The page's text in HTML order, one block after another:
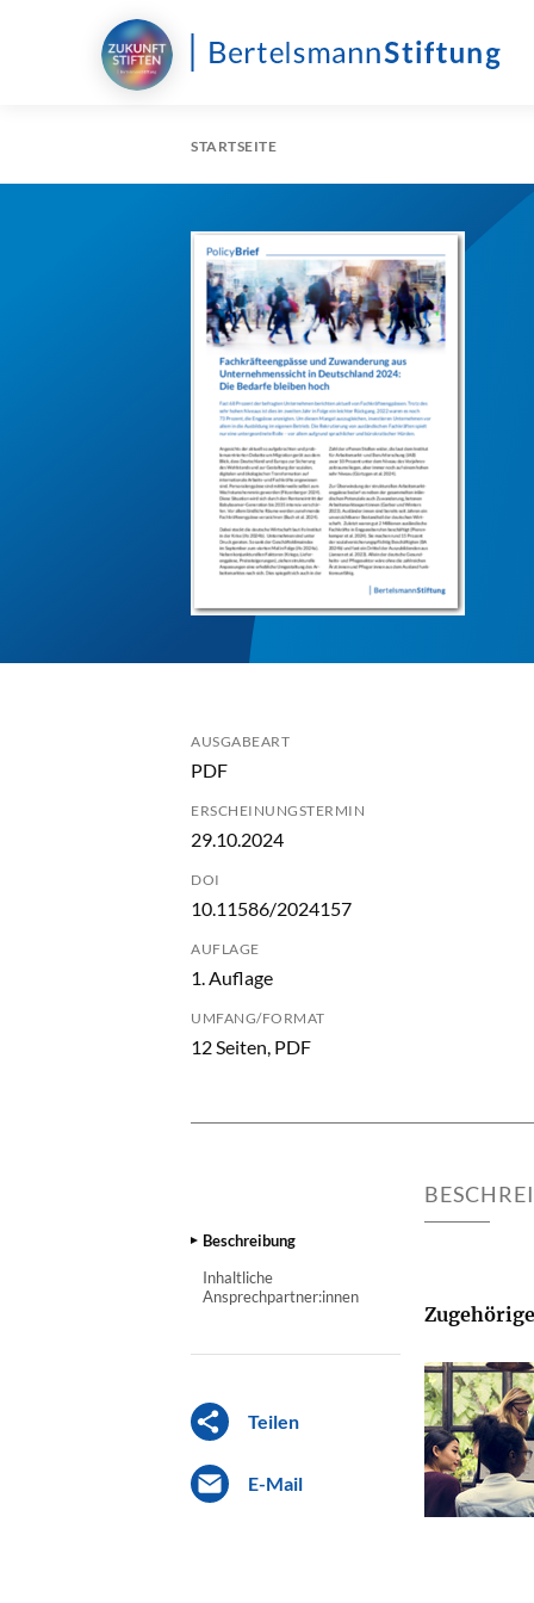
STARTSEITE
AUSGABEART
PDF
ERSCHEINUNGSTERMIN
29.10.2024
DOI
10.11586/2024157
AUFLAGE
1. Auflage
UMFANG/FORMAT
12 Seiten, PDF
Beschreibung
Inhaltliche
Ansprechpartner:innen
Teilen
E-Mail